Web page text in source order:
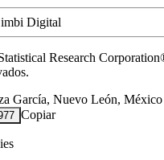
Digital
Research
García, Nuevo León, México
Copiar